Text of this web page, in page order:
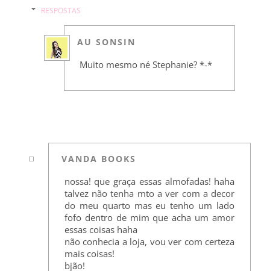
RESPOSTAS
AU SONSIN
Muito mesmo né Stephanie? *-*
VANDA BOOKS
nossa! que graça essas almofadas! haha
talvez não tenha mto a ver com a decor
do meu quarto mas eu tenho um lado
fofo dentro de mim que acha um amor
essas coisas haha
não conhecia a loja, vou ver com certeza
mais coisas!
bjão!